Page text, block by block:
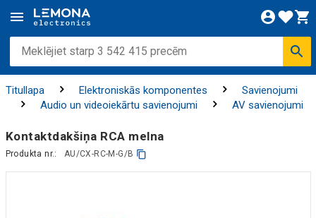
Titullapa Elektroniskās komponentes
Savienojumi
Audio un videoiekārtu savienojumi
AV savienojumi
Kontaktdakšiņa RCA melna
Produkta nr.: AU/CX-RC-M-G/B